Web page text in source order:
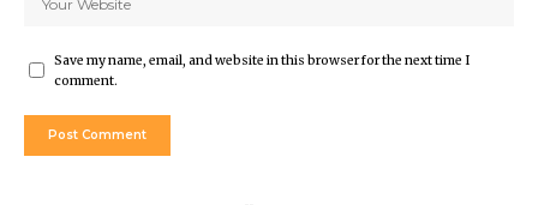
Save my name, email, and website in this browser for the next time I
comment.